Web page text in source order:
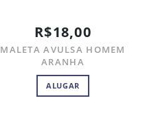
R$18,00
MALETA AVULSA HOMEM
ARANHA
ALUGAR